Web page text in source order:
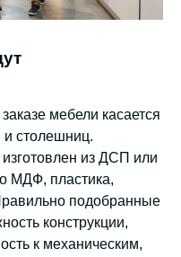
мебели касается
и столешниц.
из ДСП или
МДФ, пластика,
подобранные
конструкции,
к механическим,